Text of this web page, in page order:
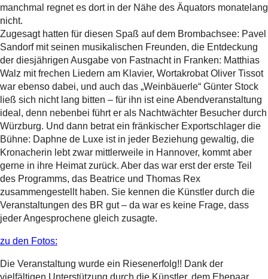
manchmal regnet es dort in der Nähe des Äquators monatelang
nicht.
Zugesagt hatten für diesen Spaß auf dem Brombachsee: Pavel
Sandorf mit seinen musikalischen Freunden, die Entdeckung
der diesjährigen Ausgabe von Fastnacht in Franken: Matthias
Walz mit frechen Liedern am Klavier, Wortakrobat Oliver Tissot
war ebenso dabei, und auch das „Weinbäuerle“ Günter Stock
ließ sich nicht lang bitten – für ihn ist eine Abendveranstaltung
ideal, denn nebenbei führt er als Nachtwächter Besucher durch
Würzburg. Und dann betrat ein fränkischer Exportschlager die
Bühne: Daphne de Luxe ist in jeder Beziehung gewaltig, die
Kronacherin lebt zwar mittlerweile in Hannover, kommt aber
gerne in ihre Heimat zurück. Aber das war erst der erste Teil
des Programms, das Beatrice und Thomas Rex
zusammengestellt haben. Sie kennen die Künstler durch die
Veranstaltungen des BR gut – da war es keine Frage, dass
jeder Angesprochene gleich zusagte.
zu den Fotos:
Die Veranstaltung wurde ein Riesenerfolg!! Dank der
vielfältigen Unterstützung durch die Künstler, dem Ehepaar